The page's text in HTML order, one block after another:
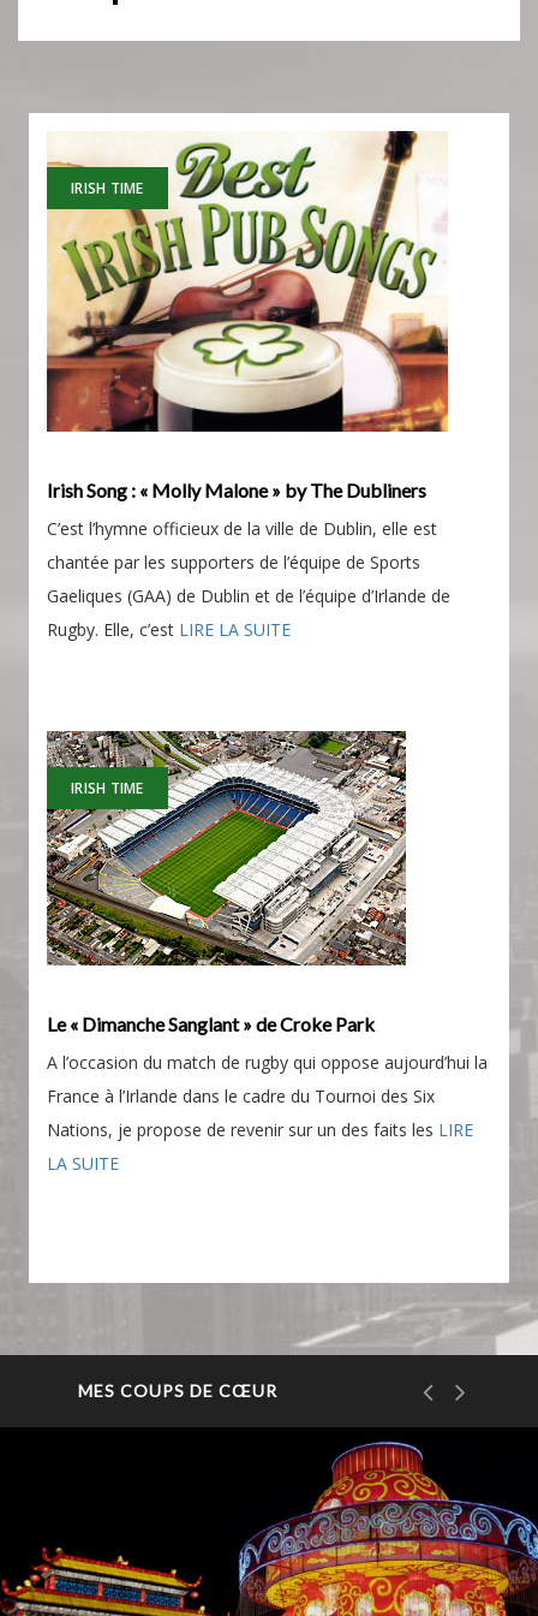
IRISH TIME
Irish Song : « Molly Malone » by The Dubliners
C’est l’hymne officieux de la ville de Dublin, elle est
chantée par les supporters de l’équipe de Sports
Gaeliques (GAA) de Dublin et de l’équipe d’Irlande de
Rugby. Elle, c’est LIRE LA SUITE
IRISH TIME
Le « Dimanche Sanglant » de Croke Park
A l’occasion du match de rugby qui oppose aujourd’hui la
France à l’Irlande dans le cadre du Tournoi des Six
Nations, je propose de revenir sur un des faits les LIRE
LA SUITE
MES COUPS DE CŒUR